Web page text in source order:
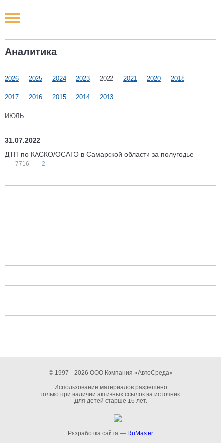
Аналитика
2026 2025 2024 2023 2022 2021 2020 2018
2017 2016 2015 2014 2013
ИЮЛЬ
31.07.2022
ДТП по КАСКО/ОСАГО в Самарской области за полугодье
7716 2
© 1997—2026 ООО Компания «АвтоСреда»
Использование материалов разрешено
только при наличии активных ссылок на источник.
Для детей старше 16 лет.
Разработка сайта — RuMaster
Новости РФ
Наши мероприятия
Статьи